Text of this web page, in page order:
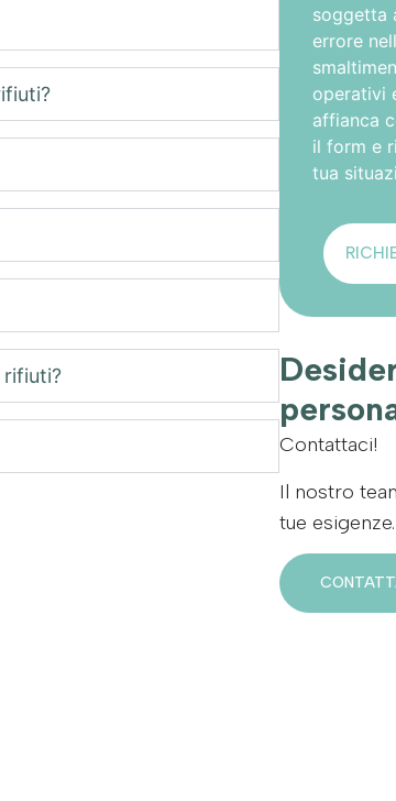
rifiuti?
soggetta
errore
operativi
affianca
il form e
tua
Contattaci!
Il nostro
tue esigenze.